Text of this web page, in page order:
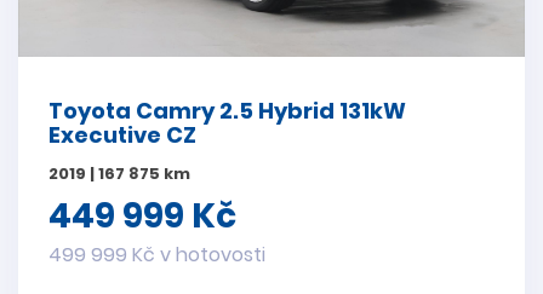
Toyota Camry 2.5 Hybrid 131kW
Executive CZ
2019 | 167 875 km
449 999 Kč
499 999 Kč v hotovosti